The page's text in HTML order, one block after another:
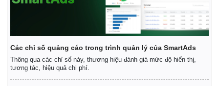
Các chỉ số quảng cáo trong trình quản lý của SmartAds
Thông qua các chỉ số này, thương hiệu đánh giá mức độ hiển thị,
tương tác, hiệu quả chi phí.